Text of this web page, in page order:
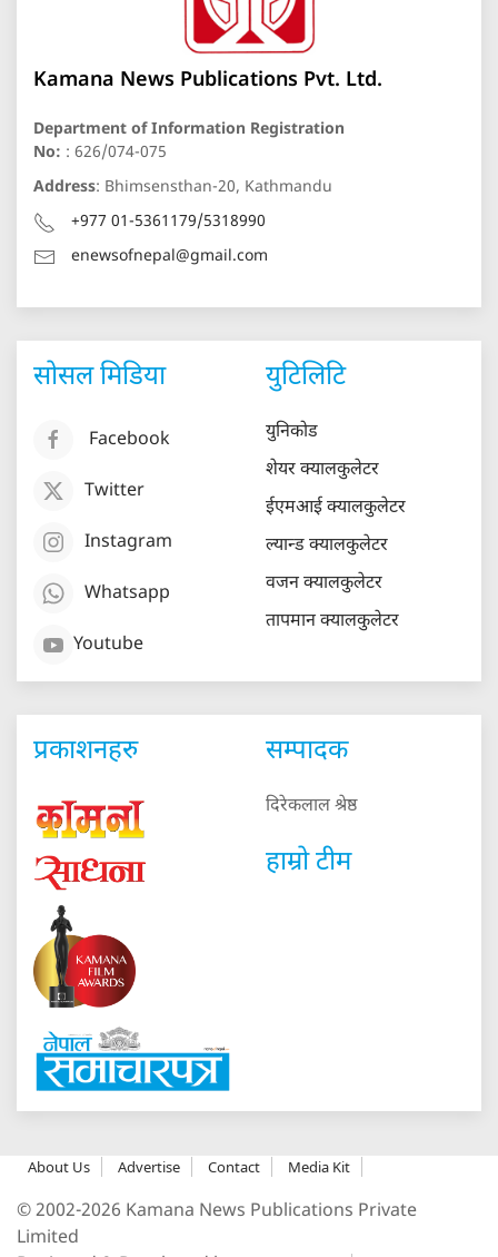
Kamana News Publications Pvt. Ltd.
Department of Information Registration
No: : 626/074-075
Address: Bhimsensthan-20, Kathmandu
+977 01-5361179/5318990
enewsofnepal@gmail.com
सोसल मिडिया
Facebook
Twitter
Instagram
Whatsapp
Youtube
युटिलिटि
युनिकोड
शेयर क्यालकुलेटर
ईएमआई क्यालकुलेटर
ल्यान्ड क्यालकुलेटर
वजन क्यालकुलेटर
तापमान क्यालकुलेटर
प्रकाशनहरु सम्पादक
दिरेकलाल श्रेष्ठ
हाम्रो टीम
About Us Advertise Contact Media Kit
© 2002-2026 Kamana News Publications Private
Limited